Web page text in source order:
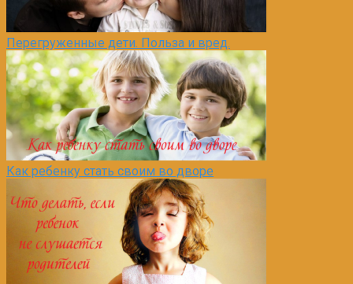
Перегруженные дети. Польза и вред.
Как ребенку стать своим во дворе